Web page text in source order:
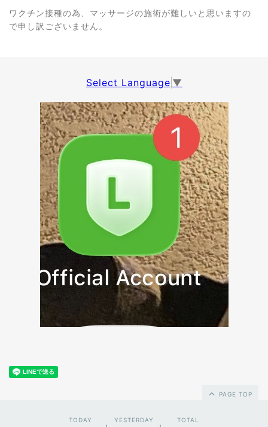
ワクチン接種の為、マッサージの施術が難しいと思いますの
で申し訳ございません。
Select Language ▼
PAGE TOP
TODAY YESTERDAY TOTAL